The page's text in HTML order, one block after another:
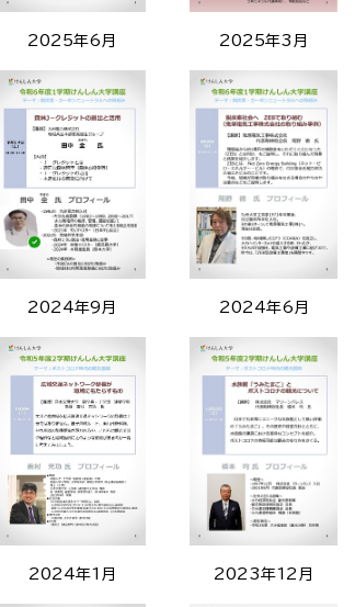
2025年6月 2025年3月
2024年9月 2024年6月
2024年1月 2023年12月